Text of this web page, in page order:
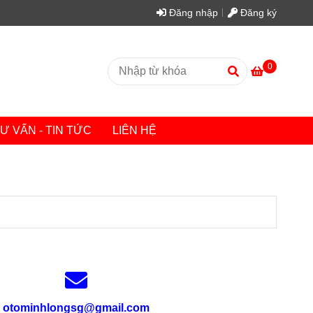
Đăng nhập Đăng ký
0
VẤN - TIN TỨC LIÊN HỆ
otominhlongsg@gmail.com